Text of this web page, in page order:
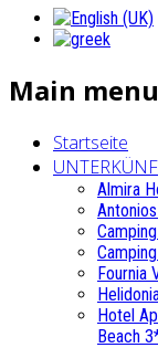
Main menu
Startseite
Almira
Fournia
Hotel
Beach